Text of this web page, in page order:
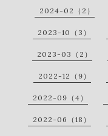
2024-02（2）
2023-10（3）
2023-03（2）
2022-12（9）
2022-09（4）
2022-06（18）